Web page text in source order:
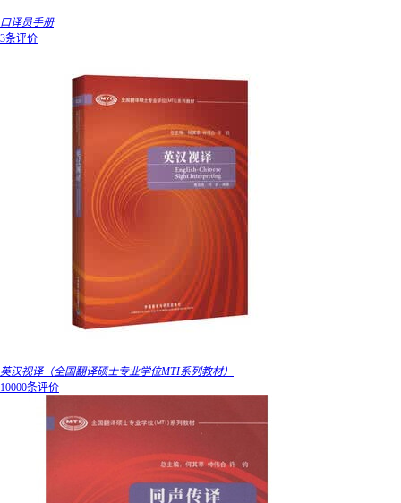
口译员手册
3条评价
英汉视译（全国翻译硕士专业学位MTI系列教材）
10000条评价